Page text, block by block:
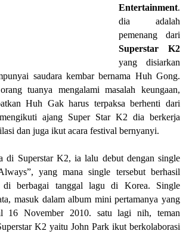
Entertainment.
dia adalah
pemenang dari
Superstar K2
yang disiarkan
saudara kembar bernama Huh Gong.
tuanya mengalami masalah keungaan,
Huh Gak harus terpaksa berhenti dari
ajang Super Star K2 dia berkerja
dan juga ikut acara festival bernyanyi.
di Superstar K2, ia lalu debut dengan single
yang mana single tersebut berhasil
berbagai tanggal lagu di Korea. Single
masuk dalam album mini pertamanya yang
16 November 2010. satu lagi nih, teman
K2 yaitu John Park ikut berkolaborasi